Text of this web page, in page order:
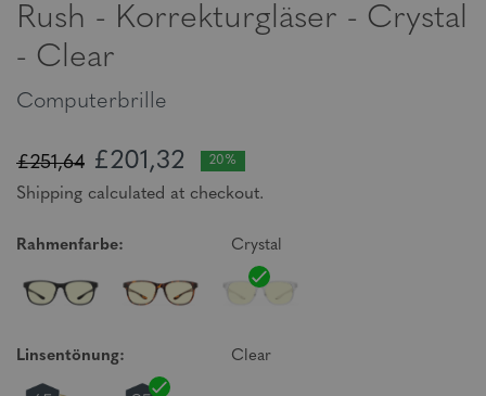
Rush - Korrekturgläser - Crystal
- Clear
Computerbrille
£251,64 £201,32 20%
Shipping calculated at checkout.
Rahmenfarbe: Crystal
Linsentönung: Clear